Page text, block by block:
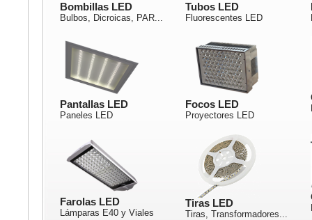
Bombillas LED
Bulbos, Dicroicas, PAR...
Tubos LED
Fluorescentes LED
Pantallas LED
Paneles LED
Focos LED
Proyectores LED
Farolas LED
Lámparas E40 y Viales
Tiras LED
Tiras, Transformadores...